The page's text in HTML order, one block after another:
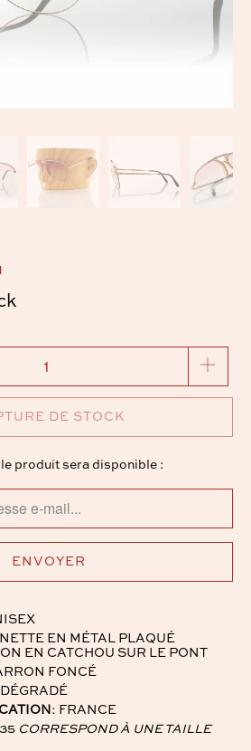
DE STOCK
produit sera disponible :
EN MÉTAL PLAQUÉ
EN CATCHOU SUR LE PONT
FONCÉ
: FRANCE
CORRESPOND À UNE TAILLE